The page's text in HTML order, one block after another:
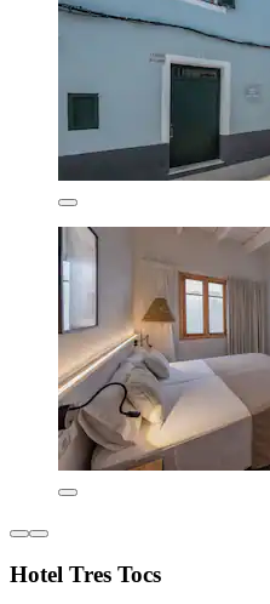
Hotel Tres Tocs